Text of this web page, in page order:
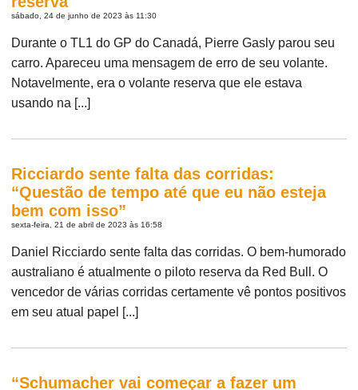
sábado, 24 de junho de 2023 às 11:30
Durante o TL1 do GP do Canadá, Pierre Gasly parou seu
carro. Apareceu uma mensagem de erro de seu volante.
Notavelmente, era o volante reserva que ele estava
usando na [...]
Ricciardo sente falta das corridas:
“Questão de tempo até que eu não esteja
bem com isso”
sexta-feira, 21 de abril de 2023 às 16:58
Daniel Ricciardo sente falta das corridas. O bem-humorado
australiano é atualmente o piloto reserva da Red Bull. O
vencedor de várias corridas certamente vê pontos positivos
em seu atual papel [...]
“Schumacher vai começar a fazer um